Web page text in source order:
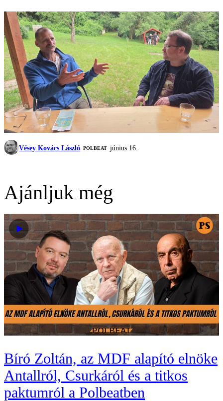
Vésey Kovács László ‎POLBEAT június 16.
Ajánljuk még
Bíró Zoltán, az MDF alapító elnöke
Antallról, Csurkáról és a titkos
paktumról a Polbeatben